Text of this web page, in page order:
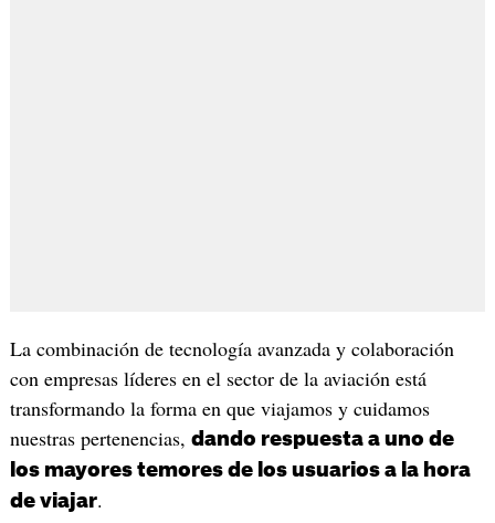
La combinación de tecnología avanzada y colaboración
con empresas líderes en el sector de la aviación está
transformando la forma en que viajamos y cuidamos
nuestras pertenencias, dando respuesta a uno de
los mayores temores de los usuarios a la hora
de viajar.